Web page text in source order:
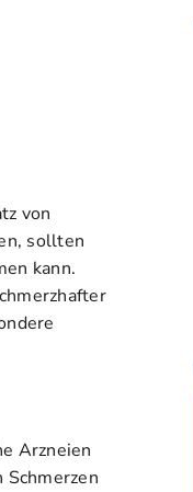
von
sollten
kann.
Arzneien